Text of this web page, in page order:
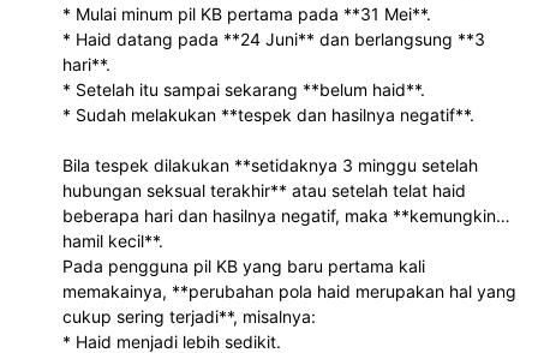
* Mulai minum pil KB pertama pada **31 Mei**.
* Haid datang pada **24 Juni** dan berlangsung **3
hari**.
* Setelah itu sampai sekarang **belum haid**.
* Sudah melakukan **tespek dan hasilnya negatif**.
Bila tespek dilakukan **setidaknya 3 minggu setelah
hubungan seksual terakhir** atau setelah telat haid
beberapa hari dan hasilnya negatif, maka **kemungkinan
hamil kecil**.
Pada pengguna pil KB yang baru pertama kali
memakainya, **perubahan pola haid merupakan hal yang
cukup sering terjadi**, misalnya:
* Haid menjadi lebih sedikit.